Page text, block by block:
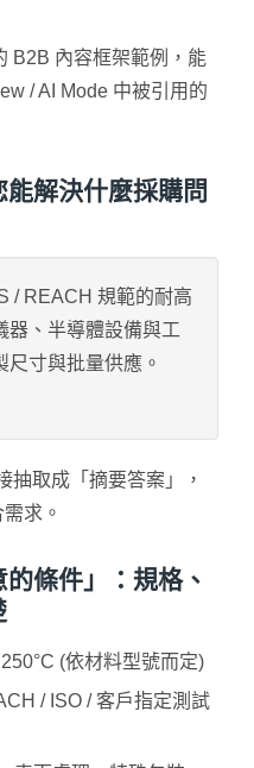
B2B 內容框架範例，能
/ AI Mode 中被引用的
解決什麼採購問
/ REACH 規範的耐高
器、半導體設備與工
寸與批量供應。
抽取成「摘要答案」，
求。
條件」：規格、
250°C (依材料型號而定)
/ ISO / 客戶指定測試